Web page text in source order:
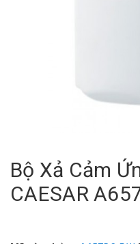
Bộ Xả Cảm
CAESAR